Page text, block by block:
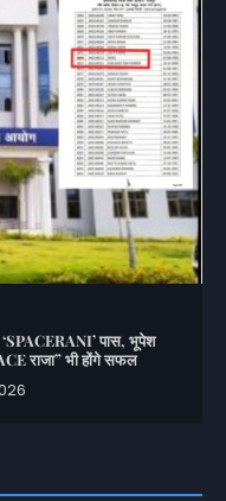
पास, भूपेश
राजा” भी होंगे सफल